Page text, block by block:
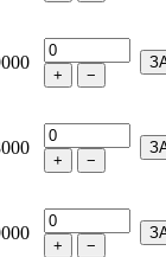
+ −
+ −
+ −